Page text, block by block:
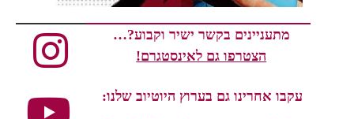
מתעניינים בקשר ישיר וקבוע?…
הצטרפו גם לאינסטגרם!
עקבו אחרינו גם בערוץ היוטיוב שלנו: